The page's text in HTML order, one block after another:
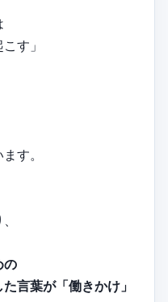
す」
す。
の
言葉が「働きかけ」